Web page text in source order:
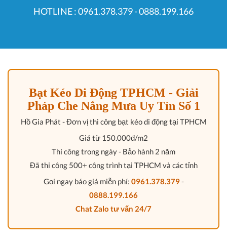
HOTLINE : 0961.378.379 - 0888.199.166
Bạt Kéo Di Động TPHCM - Giải
Pháp Che Nắng Mưa Uy Tín Số 1
Hồ Gia Phát - Đơn vị thi công bạt kéo di động tại TPHCM
Giá từ 150.000đ/m2
Thi công trong ngày - Bảo hành 2 năm
Đã thi công 500+ công trìnhtại TPHCM và các tỉnh
Gọi ngay báo giá miễn phí: 0961.378.379-
0888.199.166
Chat Zalo tư vấn 24/7